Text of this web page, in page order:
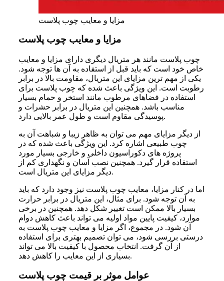
مزایا و معایب چوب پلاست
مزایا و معایب چوب پلاست
چوب پلاست مانند هر متریال دیگری دارای مزایا و معایب
خاص خود است که باید قبل از استفاده به آن ها توجه شود.
یکی از مهم ترین مزایای این متریال، مقاومت بالا در برابر
رطوبت است. این ویژگی باعث شده که چوب پلاست برای
استفاده در فضاهای مرطوب مانند استخر و حمام بسیار
مناسب باشد. همچنین این متریال در برابر حشرات و
پوسیدگی مقاوم است و طول عمر بالایی دارد.
از دیگر مزایای مهم می توان به ظاهر زیبا و شباهت آن به
چوب طبیعی اشاره کرد. این ویژگی باعث شده که در
پروژه های دکوراسیون داخلی و خارجی بسیار مورد
استفاده قرار گیرد. همچنین نصب آسان و نگهداری کم از
دیگر مزایای این متریال است.
اما در کنار مزایا، معایب چوب پلاست نیز وجود دارد که باید
به آن توجه شود. برای مثال، این متریال در برابر حرارت
بسیار بالا ممکن است تغییر شکل دهد. همچنین در برخی
موارد، کیفیت پایین مواد اولیه می تواند باعث کاهش دوام
آن شود. در مجموع، اگر مزایا و معایب چوب پلاست به
درستی بررسی شود، می توان تصمیم بهتری برای استفاده
از آن گرفت. انتخاب محصول با کیفیت بالا می تواند
بسیاری از این معایب را کاهش دهد.
عوامل موثر بر قیمت چوب پلاست